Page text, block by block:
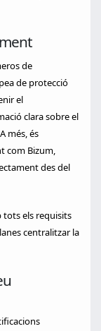
de
de protecció
el
clara sobre el
més, és
com Bizum,
des del
tots els requisits
centralitzar la